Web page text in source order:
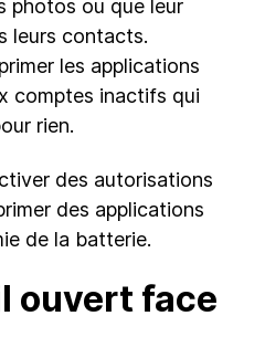
photos ou que leur
leurs contacts.
les applications
comptes inactifs qui
rien.
des autorisations
des applications
de la batterie.
ouvert face